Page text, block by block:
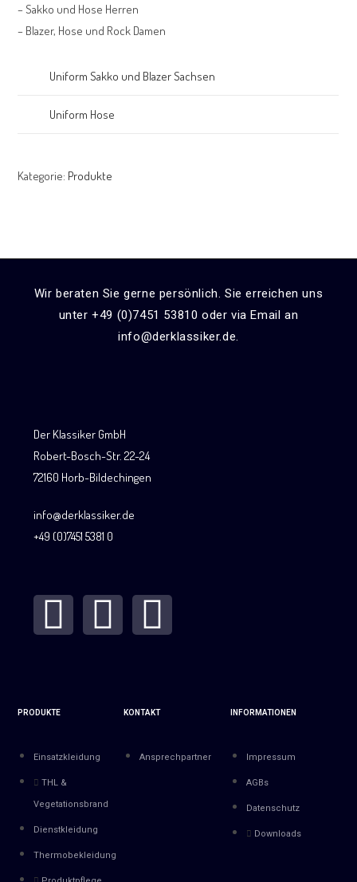
– Sakko und Hose Herren
– Blazer, Hose und Rock Damen
Uniform Sakko und Blazer Sachsen
Uniform Hose
Kategorie: Produkte
Wir beraten Sie gerne persönlich. Sie erreichen uns
unter +49 (0)7451 53810 oder via Email an
info@derklassiker.de.
Der Klassiker GmbH
Robert-Bosch-Str. 22-24
72160 Horb-Bildechingen
info@derklassiker.de
+49 (0)7451 5381 0
PRODUKTE
Einsatzkleidung
THL &
Vegetationsbrand
Dienstkleidung
Thermobekleidung
KONTAKT
Ansprechpartner
INFORMATIONEN
Impressum
AGBs
Datenschutz
Downloads